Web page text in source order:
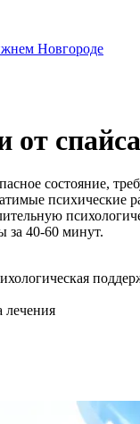
Новгороде
от
состояние,
психические
за 40-60 минут.
лечения